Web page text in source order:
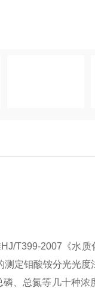
T399-2007《水
定钼酸铵分光光
、总氮等几十种